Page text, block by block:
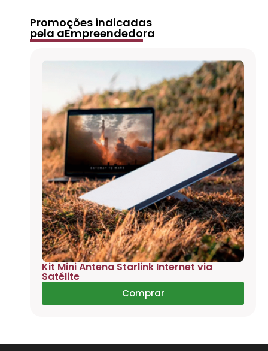
Promoções indicadas
pela aEmpreendedora
Kit Mini Antena Starlink Internet via
Satélite
Comprar